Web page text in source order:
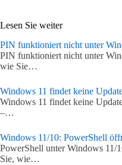
Lesen Sie weiter
PIN funktioniert nicht unter
PIN funktioniert nicht unter
wie Sie…
Windows 11 findet keine
Windows 11 findet keine
–…
Windows 11/10: PowerShell
PowerShell unter Windows 11/
Sie, wie…